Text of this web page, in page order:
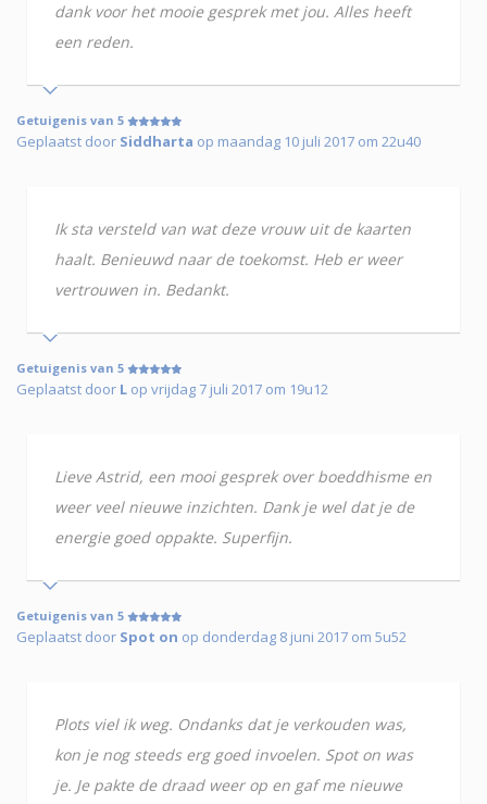
dank voor het mooie gesprek met jou. Alles heeft
een reden.
Getuigenis van 5
Geplaatst door Siddharta op maandag 10 juli 2017 om 22u40
Ik sta versteld van wat deze vrouw uit de kaarten
haalt. Benieuwd naar de toekomst. Heb er weer
vertrouwen in. Bedankt.
Getuigenis van 5
Geplaatst door L op vrijdag 7 juli 2017 om 19u12
Lieve Astrid, een mooi gesprek over boeddhisme en
weer veel nieuwe inzichten. Dank je wel dat je de
energie goed oppakte. Superfijn.
Getuigenis van 5
Geplaatst door Spot on op donderdag 8 juni 2017 om 5u52
Plots viel ik weg. Ondanks dat je verkouden was,
kon je nog steeds erg goed invoelen. Spot on was
je. Je pakte de draad weer op en gaf me nieuwe